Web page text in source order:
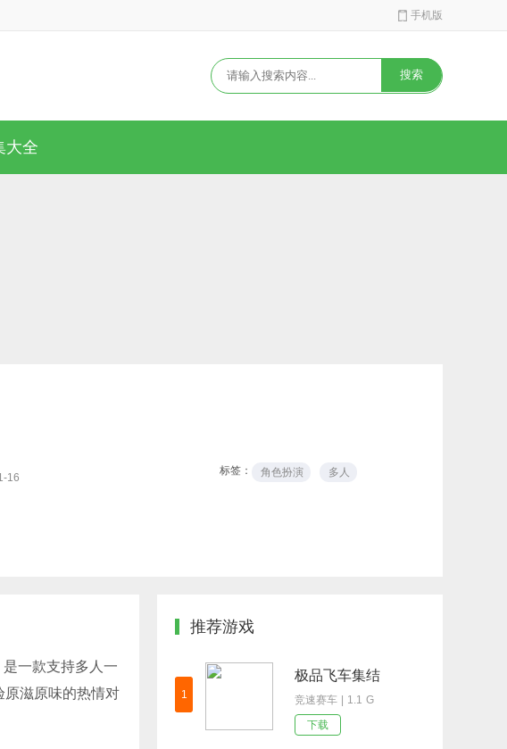
手机版
搜索
大全
16
标签： 角色扮演 多人
一款支持多人一
原滋原味的热情对
推荐游戏
1
极品飞车集结
竞速赛车 | 1.1 G
下载